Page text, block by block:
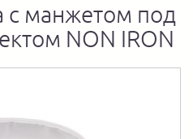
с манжетом под
NON IRON